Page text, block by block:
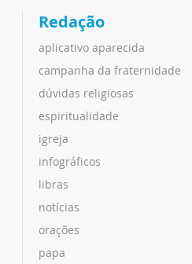
Redação
aplicativo aparecida
campanha da fraternidade
dúvidas religiosas
espiritualidade
igreja
infográficos
libras
notícias
orações
papa